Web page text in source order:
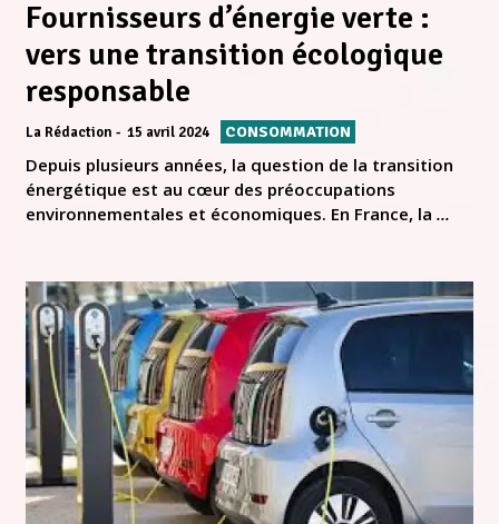
Fournisseurs d’énergie verte :
vers une transition écologique
responsable
La Rédaction 15 avril 2024 CONSOMMATION
Depuis plusieurs années, la question de la transition
énergétique est au cœur des préoccupations
environnementales et économiques. En France, la ...